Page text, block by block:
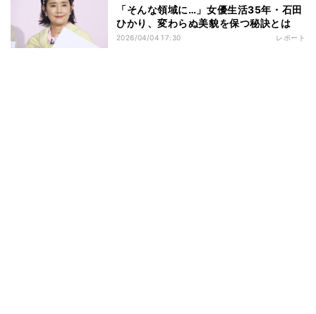
「そんな領域に…」女優生活35年・石田
ひかり、変わらぬ美貌を保つ秘訣とは
2026/04/04 17:30 レポート